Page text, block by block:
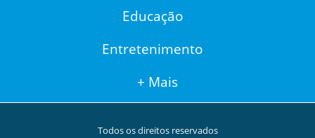
Educação
Entretenimento
+ Mais
Todos os direitos reservados